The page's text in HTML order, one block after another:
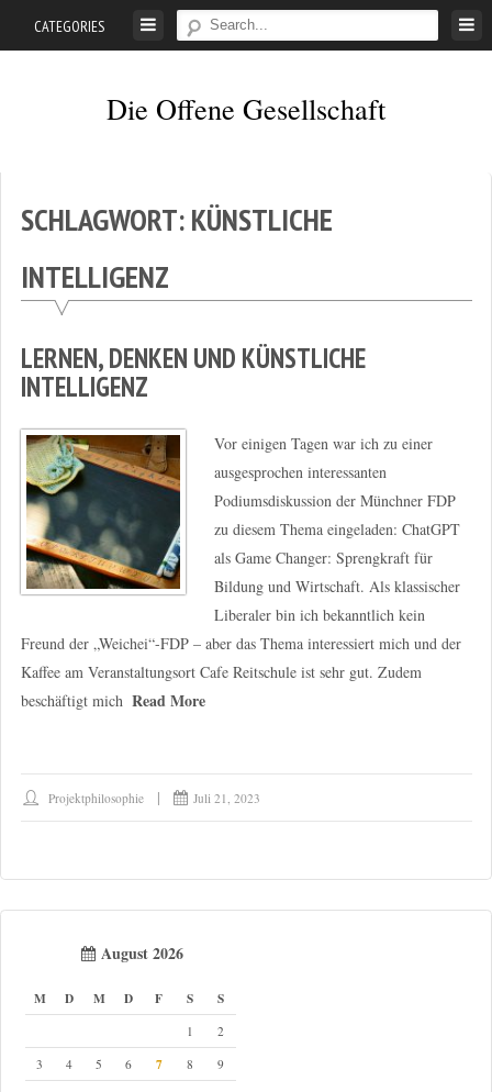
CATEGORIES
Die Offene Gesellschaft
SCHLAGWORT:KÜNSTLICHE
INTELLIGENZ
LERNEN, DENKEN UND KÜNSTLICHE
INTELLIGENZ
Vor einigen Tagen war ich zu einer
ausgesprochen interessanten
Podiumsdiskussion der Münchner FDP
zu diesem Thema eingeladen: ChatGPT
als Game Changer: Sprengkraft für
Bildung und Wirtschaft. Als klassischer
Liberaler bin ich bekanntlich kein
Freund der „Weichei“-FDP – aber das Thema interessiert mich und der
Kaffee am Veranstaltungsort Cafe Reitschule ist sehr gut. Zudem
beschäftigt mich Read More
Projektphilosophie Juli 21, 2023
August 2026
M D M D F S S
1
2
3
4 5 6 7 8
9